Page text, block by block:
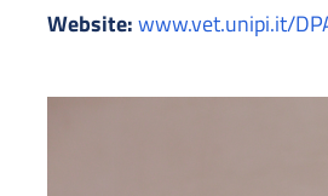
Website:www.vet.unipi.it/